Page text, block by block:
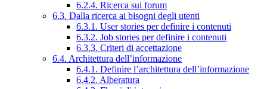
6.2.4. Ricerca sui forum
6.3. Dalla ricerca ai bisogni degli utenti
6.3.1. User stories per definire i contenuti
6.3.2. Job stories per definire i contenuti
6.3.3. Criteri di accettazione
6.4. Architettura dell’informazione
6.4.1. Definire l’architettura dell’informazione
6.4.2. Alberatura